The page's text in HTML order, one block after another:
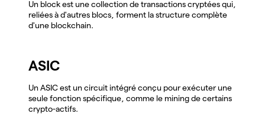
Un block est une collection de transactions cryptées qui,
reliées à d'autres blocs, forment la structure complète
d'une blockchain.
ASIC
Un ASIC est un circuit intégré conçu pour exécuter une
seule fonction spécifique, comme le mining de certains
crypto-actifs.